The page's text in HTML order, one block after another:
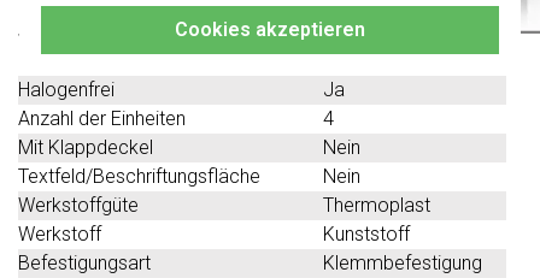
Cookies akzeptieren
Spezifikation
Wert
Farbe
braun
Halogenfrei
Ja
Anzahl der Einheiten
4
Mit Klappdeckel
Nein
Textfeld/Beschriftungsfläche
Nein
Werkstoffgüte
Thermoplast
Werkstoff
Kunststoff
Befestigungsart
Klemmbefestigung